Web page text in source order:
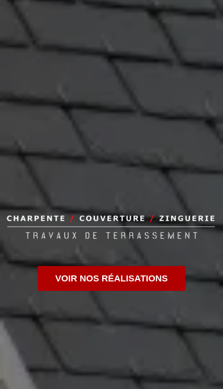
VOIR NOS RÉALISATIONS